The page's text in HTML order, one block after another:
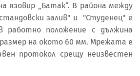
язовир „Батак“. В района между
залив" и "Студенец" е
положение с дължина
на окото 60 мм. Мрежата е
протокол срещу неизвестен